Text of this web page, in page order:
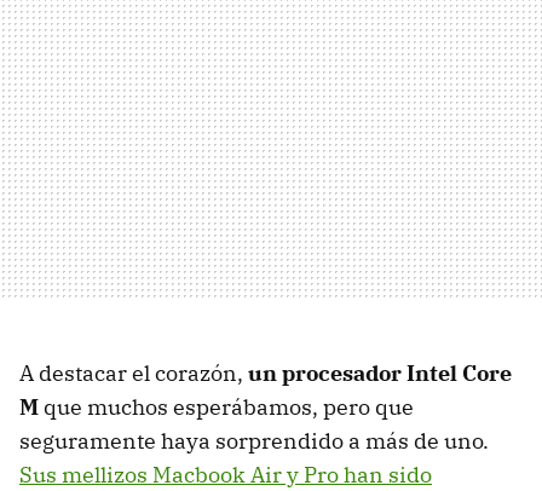
A destacar el corazón, un procesador Intel Core
M que muchos esperábamos, pero que
seguramente haya sorprendido a más de uno.
Sus mellizos Macbook Air y Pro han sido